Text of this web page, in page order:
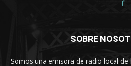
SOBRE
Somos una emisora de radio local de